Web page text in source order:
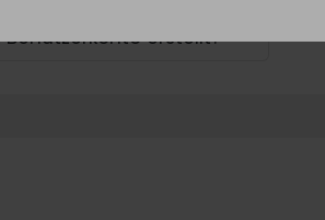
Benutzerkonto erstellt?